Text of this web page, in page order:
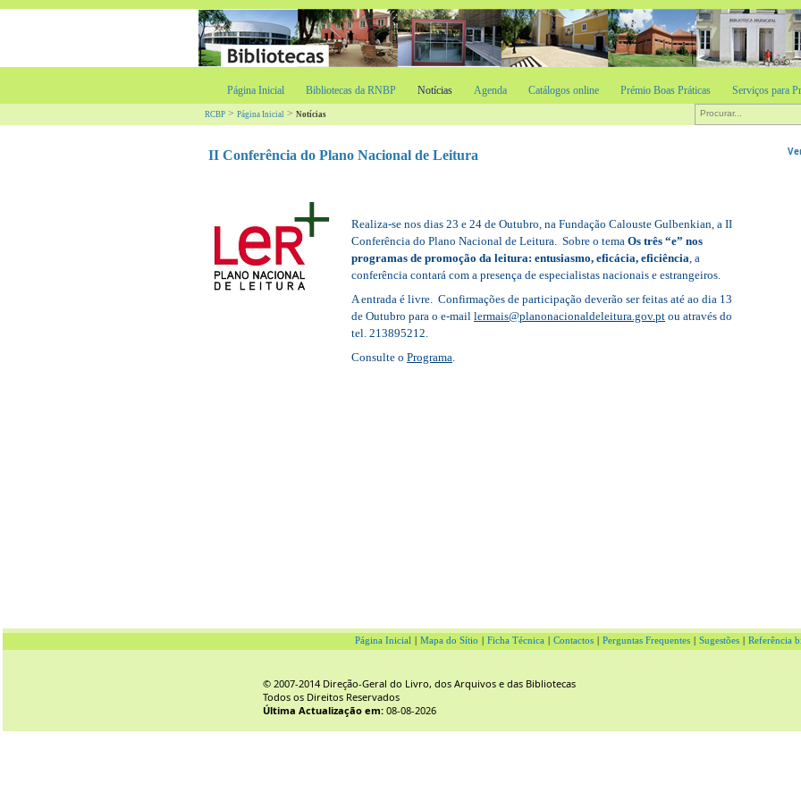
Página Inicial Bibliotecas da RNBP Notícias Agenda Catálogos online Prémio Boas Práticas Serviços para
RCBP > Página Inicial > Notícias
II Conferência do Plano Nacional de Leitura
Realiza-se nos dias 23 e 24 de Outubro, na Fundação Calouste Gulbenkian, a II
Conferência do Plano Nacional de Leitura. Sobre o tema Os três “e” nos
programas de promoção da leitura: entusiasmo, eficácia, eficiência, a
conferência contará com a presença de especialistas nacionais e estrangeiros.
A entrada é livre. Confirmações de participação deverão ser feitas até ao dia 13
de Outubro para o e-mail lermais@planonacionaldeleitura.gov.pt ou através do
tel. 213895212.
Consulte o Programa.
Página Inicial Mapa do Sítio Ficha Técnica Contactos Perguntas Frequentes Sugestões Referência
© 2007-2014 Direção-Geral do Livro, dos Arquivos e das Bibliotecas
Todos os Direitos Reservados
Última Actualização em: 08-08-2026